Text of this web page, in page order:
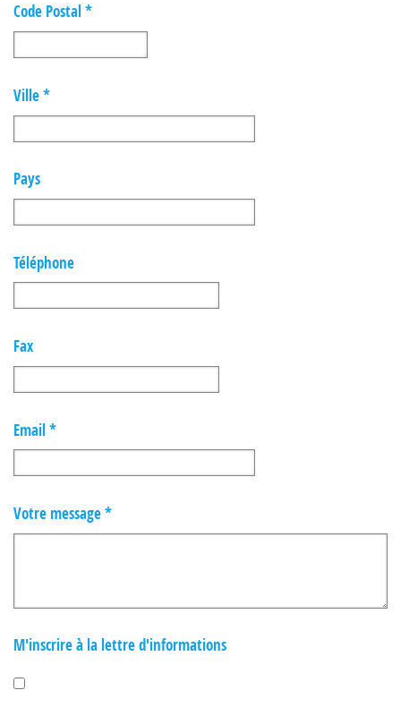
Code Postal *
Ville *
Pays
Téléphone
Fax
Email *
Votre message *
M'inscrire à la lettre d'informations